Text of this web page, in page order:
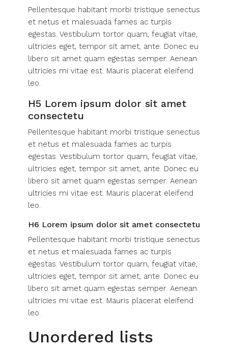
Pellentesque habitant morbi tristique senectus
et netus et malesuada fames ac turpis
egestas. Vestibulum tortor quam, feugiat vitae,
ultricies eget, tempor sit amet, ante. Donec eu
libero sit amet quam egestas semper. Aenean
ultricies mi vitae est. Mauris placerat eleifend
leo.
H5 Lorem ipsum dolor sit amet
consectetu
Pellentesque habitant morbi tristique senectus
et netus et malesuada fames ac turpis
egestas. Vestibulum tortor quam, feugiat vitae,
ultricies eget, tempor sit amet, ante. Donec eu
libero sit amet quam egestas semper. Aenean
ultricies mi vitae est. Mauris placerat eleifend
leo.
H6 Lorem ipsum dolor sit amet consectetu
Pellentesque habitant morbi tristique senectus
et netus et malesuada fames ac turpis
egestas. Vestibulum tortor quam, feugiat vitae,
ultricies eget, tempor sit amet, ante. Donec eu
libero sit amet quam egestas semper. Aenean
ultricies mi vitae est. Mauris placerat eleifend
leo.
Unordered lists